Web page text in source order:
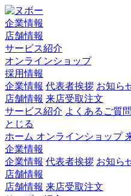
企業情報
店舗情報
サービス紹介
オンラインショップ
採用情報
企業情報 代表者挨拶 お知ら
店舗情報 来店受取注文
サービス紹介 よくあるご質問
とじる
ホーム オンラインショップ
企業情報
企業情報 代表者挨拶 お知ら
店舗情報
店舗情報 来店受取注文